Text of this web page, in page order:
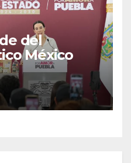
del
México